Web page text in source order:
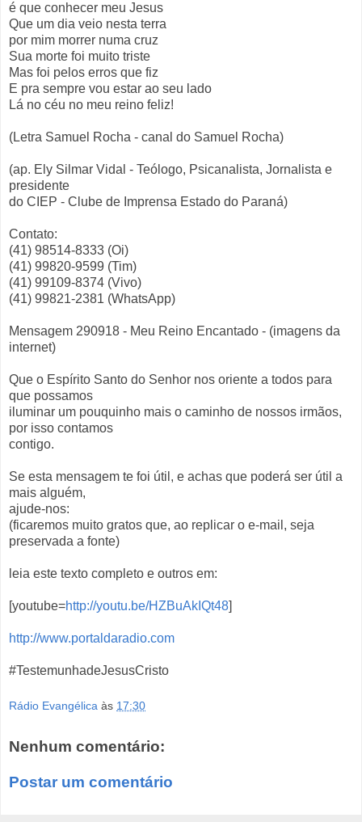
é que conhecer meu Jesus
Que um dia veio nesta terra
por mim morrer numa cruz
Sua morte foi muito triste
Mas foi pelos erros que fiz
E pra sempre vou estar ao seu lado
Lá no céu no meu reino feliz!
(Letra Samuel Rocha - canal do Samuel Rocha)
(ap. Ely Silmar Vidal - Teólogo, Psicanalista, Jornalista e
presidente
do CIEP - Clube de Imprensa Estado do Paraná)
Contato:
(41) 98514-8333 (Oi)
(41) 99820-9599 (Tim)
(41) 99109-8374 (Vivo)
(41) 99821-2381 (WhatsApp)
Mensagem 290918 - Meu Reino Encantado - (imagens da
internet)
Que o Espírito Santo do Senhor nos oriente a todos para
que possamos
iluminar um pouquinho mais o caminho de nossos irmãos,
por isso contamos
contigo.
Se esta mensagem te foi útil, e achas que poderá ser útil a
mais alguém,
ajude-nos:
(ficaremos muito gratos que, ao replicar o e-mail, seja
preservada a fonte)
leia este texto completo e outros em:
[youtube=http://youtu.be/HZBuAkIQt48]
http://www.portaldaradio.com
#TestemunhadeJesusCristo
Rádio Evangélica às 17:30
Nenhum comentário:
Postar um comentário